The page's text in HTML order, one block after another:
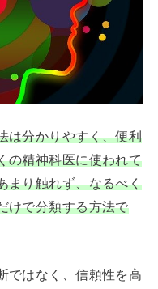
は分かりやすく、便利
の精神科医に使われて
まり触れず、なるべく
けで分類する方法で
ではなく、信頼性を高